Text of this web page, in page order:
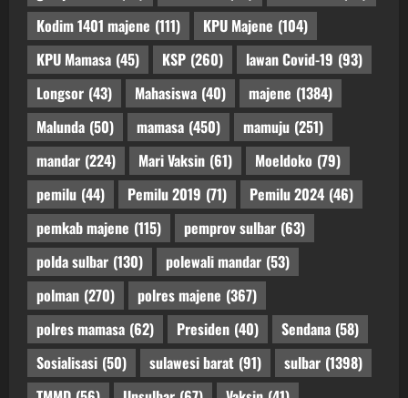
Kodim 1401 majene (111) KPU Majene (104)
KPU Mamasa (45) KSP (260) lawan Covid-19 (93)
Longsor (43) Mahasiswa (40) majene (1384)
Malunda (50) mamasa (450) mamuju (251)
mandar (224) Mari Vaksin (61) Moeldoko (79)
pemilu (44) Pemilu 2019 (71) Pemilu 2024 (46)
pemkab majene (115) pemprov sulbar (63)
polda sulbar (130) polewali mandar (53)
polman (270) polres majene (367)
polres mamasa (62) Presiden (40) Sendana (58)
Sosialisasi (50) sulawesi barat (91) sulbar (1398)